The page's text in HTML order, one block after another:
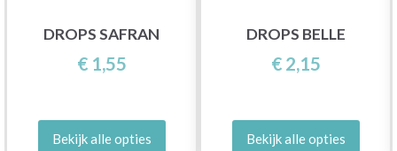
DROPS SAFRAN
€ 1,55
Bekijk alle opties
DROPS BELLE
€ 2,15
Bekijk alle opties